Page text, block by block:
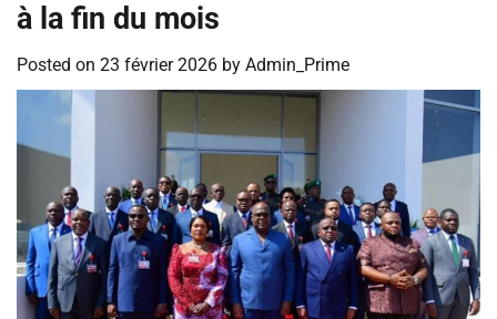
à la fin du mois
Posted on 23 février 2026 by Admin_Prime